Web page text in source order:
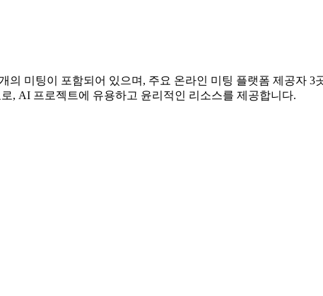
의 미팅이 포함되어 있으며, 주요 온라인 미팅 플랫폼 제공자
, AI 프로젝트에 유용하고 윤리적인 리소스를 제공합니다.